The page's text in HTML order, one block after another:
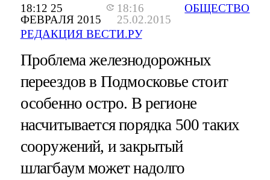
18:12 25
ФЕВРАЛЯ 2015
18:16
25.02.2015
РЕДАКЦИЯ ВЕСТИ.РУ
ОБЩЕСТВО
Проблема железнодорожных
переездов в Подмосковье стоит
особенно остро. В регионе
насчитывается порядка 500 таких
сооружений, и закрытый
шлагбаум может надолго